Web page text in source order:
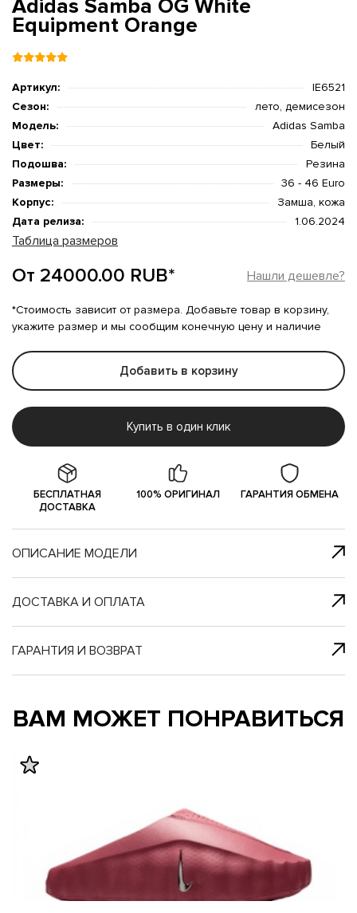
Adidas Samba OG White
Equipment Orange
Артикул:
IE6521
Сезон:
лето, демисезон
Модель:
Adidas Samba
Цвет:
Белый
Подошва:
Резина
Размеры:
36 - 46 Euro
Корпус:
Замша, кожа
Дата релиза:
1.06.2024
Таблица размеров
От 24000.00 RUB* Нашли дешевле?
*Стоимость зависит от размера. Добавьте товар в корзину,
укажите размер и мы сообщим конечную цену и наличие
Добавить в корзину
Купить в один клик
клик
и в
наш
БЕСПЛАТНАЯ
ДОСТАВКА
100% ОРИГИНАЛ ГАРАНТИЯ ОБМЕНА
ОПИСАНИЕ МОДЕЛИ
ДОСТАВКА И ОПЛАТА
ГАРАНТИЯ И ВОЗВРАТ
ВАМ МОЖЕТ ПОНРАВИТЬСЯ
с нами
и в
наш